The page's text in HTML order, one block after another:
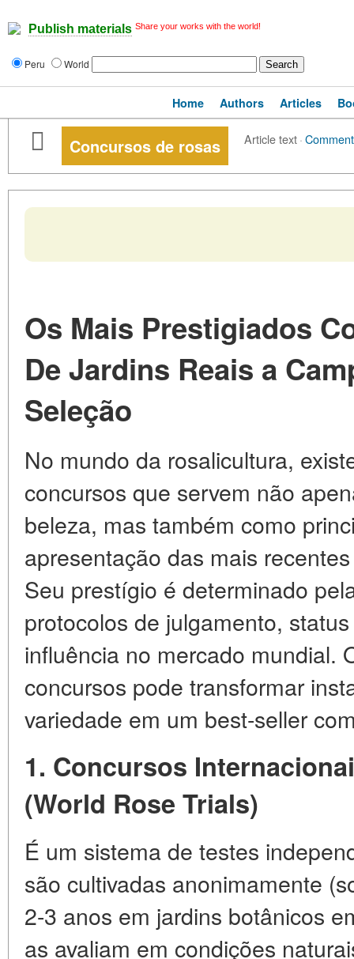
Publish materials Share your works with the world!
Peru World
Home Authors Articles
Concursos de rosas Article text·
Os Mais Prestigiados
De Jardins Reais a
Seleção
No mundo da rosalicultura,
concursos que servem não
beleza, mas também como
apresentação das mais
Seu prestígio é determinado
protocolos de julgamento,
influência no mercado mundial.
concursos pode transformar
variedade em um best-seller
1. Concursos
(World Rose Trials)
É um sistema de testes
são cultivadas anonimamente
2-3 anos em jardins botânicos
as avaliam em condições